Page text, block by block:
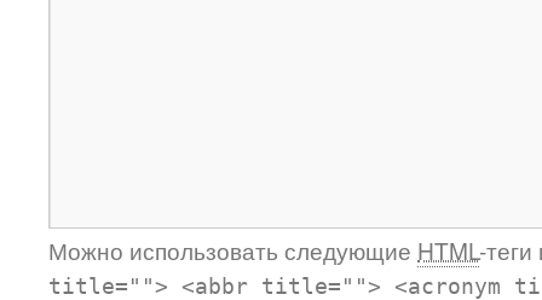
Можно использовать следующие HTML-
title=""> <abbr title=""> <acronym